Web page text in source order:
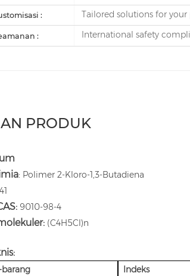
: Tailored solutions for your
: International safety
PRODUK
: Polimer 2-Kloro-1,3-Butadiena
9010-98-4
(C4H5Cl)n
Indeks